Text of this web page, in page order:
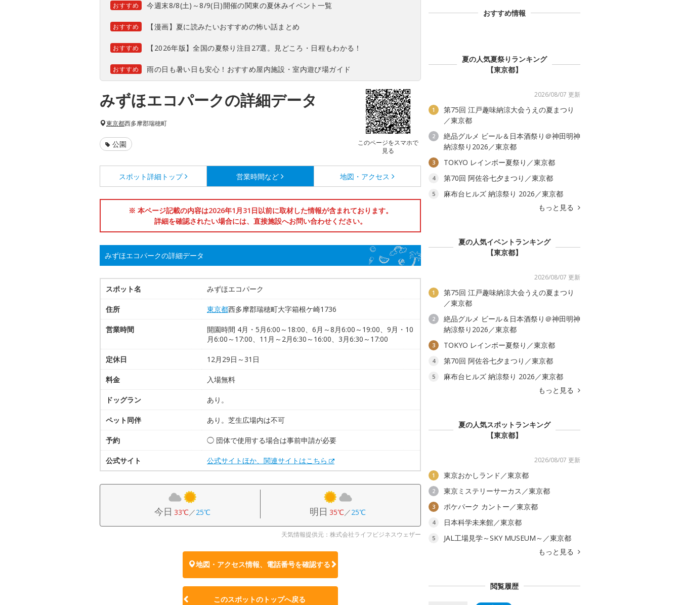
おすすめ 今週末8/8(土)～8/9(日)開催の関東の夏休みイベント一覧
おすすめ 【漫画】夏に読みたいおすすめの怖い話まとめ
おすすめ 【2026年版】全国の夏祭り注目27選。見どころ・日程もわかる！
おすすめ 雨の日も暑い日も安心！おすすめ屋内施設・室内遊び場ガイド
みずほエコパークの詳細データ
このページをスマホで
見る
東京都西多摩郡瑞穂町
公園
スポット詳細 トップ 営業時間など 地図・アクセス
※ 本ページ記載の内容は2026年1月31日以前に取材した情報が含まれております。
詳細を確認されたい場合には、直接施設へお問い合わせください。
みずほエコパークの詳細データ
スポット名 みずほエコパーク
住所 東京都西多摩郡瑞穂町大字箱根ケ崎1736
営業時間
開園時間 4月・5月6:00～18:00、6月～8月6:00～19:00、9月・10
月6:00～17:00、11月～2月6:30～16:00、3月6:30～17:00
定休日 12月29日～31日
料金 入場無料
ドッグラン あり。
ペット同伴 あり。芝生広場内は不可
予約 ◯ 団体で使用する場合は事前申請が必要
公式サイト 公式サイトほか、関連サイトはこちら
今日 33℃／25℃ 明日 35℃／25℃
天気情報提供元：株式会社ライフビジネスウェザー
地図・アクセス情報、電話番号を確認する
このスポットのトップへ戻る
おすすめ情報
夏の人気夏祭りランキング
【東京都】
2026/08/07 更新
1
第75回 江戸趣味納涼大会うえの夏まつり
／東京都
2
絶品グルメ ビール＆日本酒祭り＠神田明神
納涼祭り2026／東京都
3 TOKYO レインボー夏祭り／東京都
4 第70回 阿佐谷七夕まつり／東京都
5
麻布台ヒルズ 納涼祭り 2026／東京都
もっと見る
夏の人気イベントランキング
【東京都】
2026/08/07 更新
1
第75回 江戸趣味納涼大会うえの夏まつり
／東京都
2
絶品グルメ ビール＆日本酒祭り＠神田明神
納涼祭り2026／東京都
3 TOKYO レインボー夏祭り／東京都
4 第70回 阿佐谷七夕まつり／東京都
5
麻布台ヒルズ 納涼祭り 2026／東京都
もっと見る
夏の人気スポットランキング
【東京都】
2026/08/07 更新
1 東京おかしランド／東京都
2 東京ミステリーサーカス／東京都
3 ポケパーク カントー／東京都
4 日本科学未来館／東京都
5
JAL工場見学～SKY MUSEUM～／東京都
もっと見る
閲覧履歴